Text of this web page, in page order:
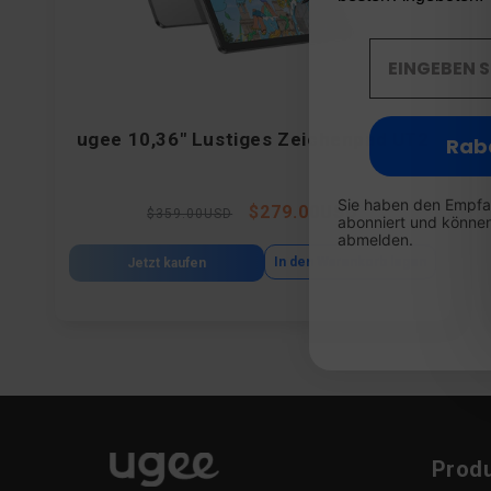
ugee 10,36" Lustiges Zeichenpad UT2
Normaler
$359.00USD Verkaufspreis
$279.00USD
Jetzt kaufen In den Warenkorb legen
Sie haben den
abonniert und
abmelden.